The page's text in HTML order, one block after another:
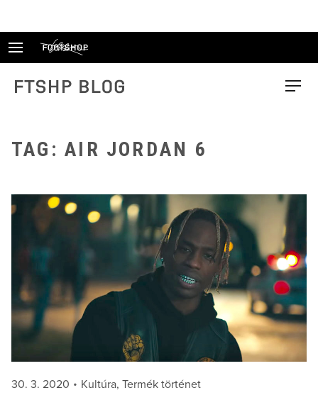
FTSHP blog Menu
TAG: AIR JORDAN 6
Posted
30. 3. 2020 Categories
Kultúra, Termék történet